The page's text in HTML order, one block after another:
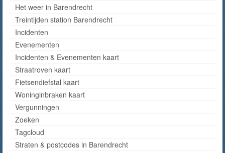
Het weer in Barendrecht
Treintijden station Barendrecht
Incidenten
Evenementen
Incidenten & Evenementen kaart
Straatroven kaart
Fietsendiefstal kaart
Woninginbraken kaart
Vergunningen
Zoeken
Tagcloud
Straten & postcodes in Barendrecht